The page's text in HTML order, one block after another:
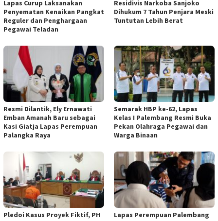
Lapas Curup Laksanakan
Penyematan Kenaikan Pangkat
Reguler dan Penghargaan
Pegawai Teladan
Residivis Narkoba Sanjoko
Dihukum 7 Tahun Penjara Meski
Tuntutan Lebih Berat
Resmi Dilantik, Ely Ernawati
Emban Amanah Baru sebagai
Kasi Giatja Lapas Perempuan
Palangka Raya
Semarak HBP ke-62, Lapas
Kelas I Palembang Resmi Buka
Pekan Olahraga Pegawai dan
Warga Binaan
Pledoi Kasus Proyek Fiktif, PH
Lapas Perempuan Palembang